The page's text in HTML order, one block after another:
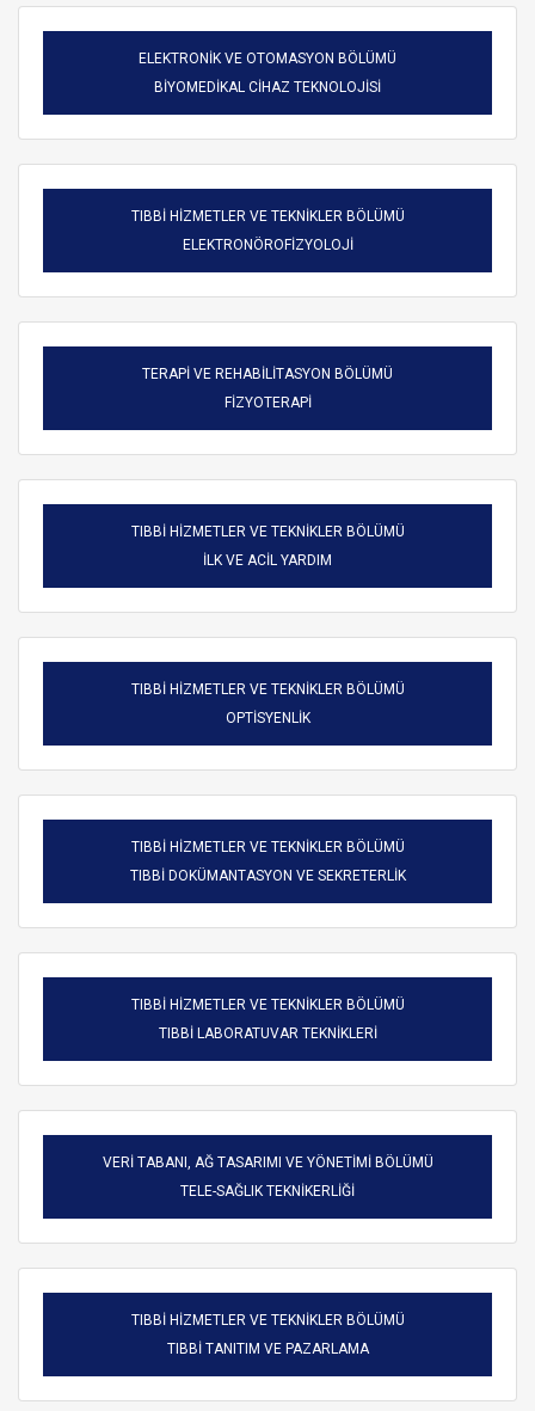
ELEKTRONİK VE OTOMASYON BÖLÜMÜ
BİYOMEDİKAL CİHAZ TEKNOLOJİSİ
TIBBİ HİZMETLER VE TEKNİKLER BÖLÜMÜ
ELEKTRONÖROFİZYOLOJİ
TERAPİ VE REHABİLİTASYON BÖLÜMÜ
FİZYOTERAPİ
TIBBİ HİZMETLER VE TEKNİKLER BÖLÜMÜ
İLK VE ACİL YARDIM
TIBBİ HİZMETLER VE TEKNİKLER BÖLÜMÜ
OPTİSYENLİK
TIBBİ HİZMETLER VE TEKNİKLER BÖLÜMÜ
TIBBİ DOKÜMANTASYON VE SEKRETERLİK
TIBBİ HİZMETLER VE TEKNİKLER BÖLÜMÜ
TIBBİ LABORATUVAR TEKNİKLERİ
VERİ TABANI, AĞ TASARIMI VE YÖNETİMİ BÖLÜMÜ
TELE-SAĞLIK TEKNİKERLİĞİ
TIBBİ HİZMETLER VE TEKNİKLER BÖLÜMÜ
TIBBİ TANITIM VE PAZARLAMA